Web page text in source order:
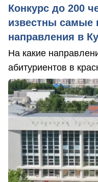
Конкурс до 200
известны самые
направления в
На какие
абитуриентов в